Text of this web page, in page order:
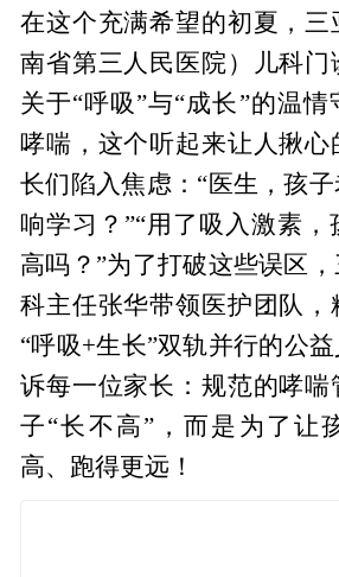
在这个充满希望的初夏，三
南省第三人民医院）儿科门
关于“呼吸”与“成长”的温情
哮喘，这个听起来让人揪心
长们陷入焦虑：“医生，孩
响学习？”“用了吸入激素
高吗？”为了打破这些误区
科主任张华带领医护团队，
“呼吸+生长”双轨并行的公
诉每一位家长：规范的哮喘
子“长不高”，而是为了让
高、跑得更远！